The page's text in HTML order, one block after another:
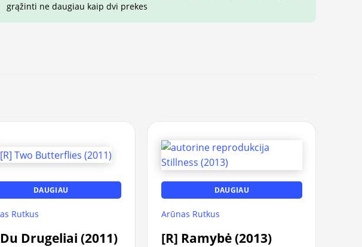
grąžinti ne daugiau kaip dvi prekes
DAUGIAU
Rutkus
Drugeliai (2011)
DAUGIAU
Arūnas Rutkus
[R] Ramybė (2013)